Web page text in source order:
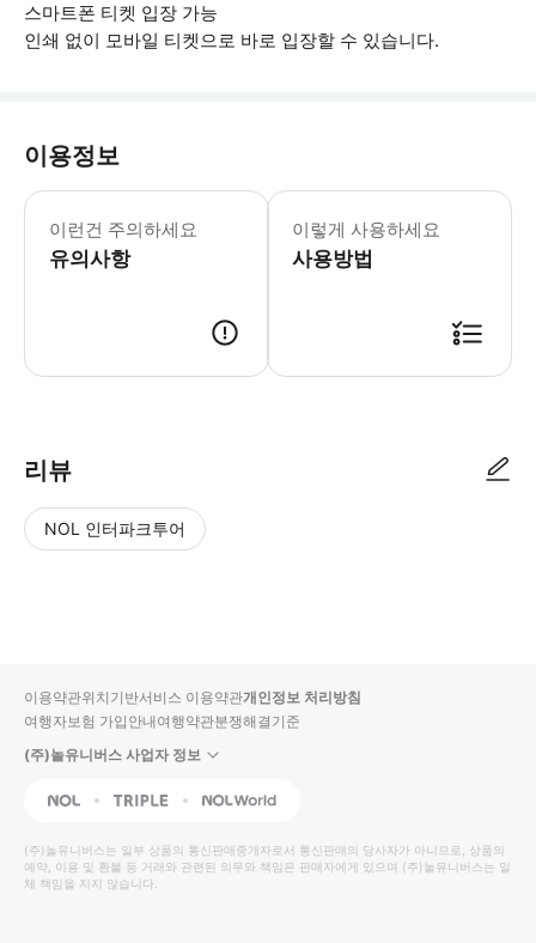
스마트폰 티켓 입장 가능
인쇄 없이 모바일 티켓으로 바로 입장할 수 있습니다.
이용정보
이런건 주의하세요
유의사항
▶ 꼭 알아두세요 박물관에 입장하려
이렇게 사용하세요
사용방법
리뷰
NOL 인터파크투어
입니
다.
높
은
순
동
영
상
순
상
이용약관위치기반서비스 이용약관개인정보 처리방침
여행자보험 가입안내여행약관분쟁해결기준
(주)놀유니버스 사업자 정보
NOL Triple Interpark Global
(주)놀유니버스는 일부 상품의 통신판매중개자로서 통신판매의 당사자가 아니므로, 상품의
예약, 이용 및 환불 등 거래와 관련된 의무와 책임은 판매자에게 있으며 (주)놀유니버스는 일
체 책임을 지지 않습니다.